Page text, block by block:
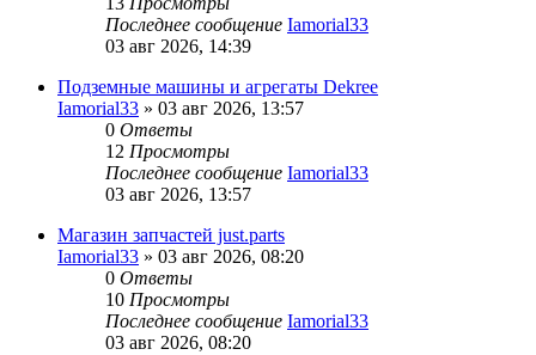
Последнее сообщение Iamorial33
03 авг 2026, 14:39
Подземные машины и агрегаты Dekree
Iamorial33 » 03 авг 2026, 13:57
0 Ответы
12 Просмотры
Последнее сообщение Iamorial33
03 авг 2026, 13:57
Магазин запчастей just.parts
Iamorial33 » 03 авг 2026, 08:20
0 Ответы
10 Просмотры
Последнее сообщение Iamorial33
03 авг 2026, 08:20